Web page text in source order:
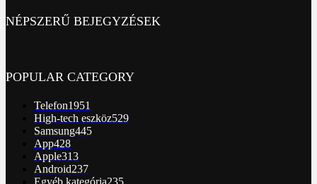
NÉPSZERŰ BEJEGYZÉSEK
POPULAR CATEGORY
Telefon1951
High-tech eszköz529
Samsung445
App428
Apple313
Android237